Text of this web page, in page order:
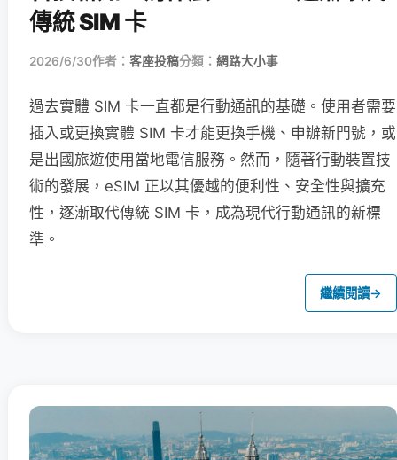
傳統 SIM 卡
2026/6/30作者： 客座投稿分類： 網路大小事
過去實體 SIM 卡一直都是行動通訊的基礎。使用者需要
插入或更換實體 SIM 卡才能更換手機、申辦新門號，或
是出國旅遊使用當地電信服務。然而，隨著行動裝置技
術的發展，eSIM 正以其優越的便利性、安全性與擴充
性，逐漸取代傳統 SIM 卡，成為現代行動通訊的新標
準。
繼續閱讀→